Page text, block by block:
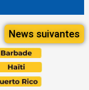
News suivantes